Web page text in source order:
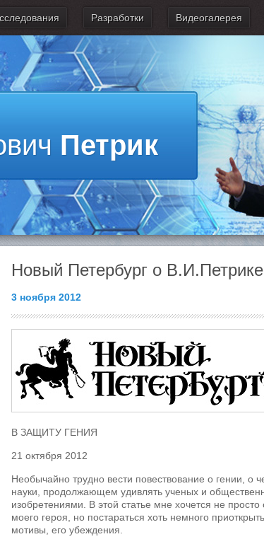
Разработки Видеогалерея
Петрик
Новый Петербург о В.И.Петрике
3 ноября 2012
В ЗАЩИТУ ГЕНИЯ
21 октября 2012
Необычайно трудно вести повествование о гении,
науки, продолжающем удивлять ученых и
изобретениями. В этой статье мне хочется не
моего героя, но постараться хоть немного
мотивы, его убеждения.